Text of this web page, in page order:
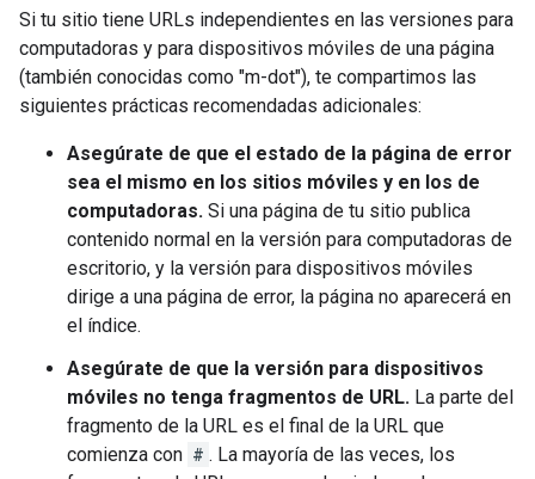
Si tu sitio tiene URLs independientes en las versiones para
computadoras y para dispositivos móviles de una página
(también conocidas como "m-dot"), te compartimos las
siguientes prácticas recomendadas adicionales:
Asegúrate de que el estado de la página de error
sea el mismo en los sitios móviles y en los de
computadoras. Si una página de tu sitio publica
contenido normal en la versión para computadoras de
escritorio, y la versión para dispositivos móviles
dirige a una página de error, la página no aparecerá en
el índice.
Asegúrate de que la versión para dispositivos
móviles no tenga fragmentos de URL. La parte del
fragmento de la URL es el final de la URL que
comienza con # . La mayoría de las veces, los